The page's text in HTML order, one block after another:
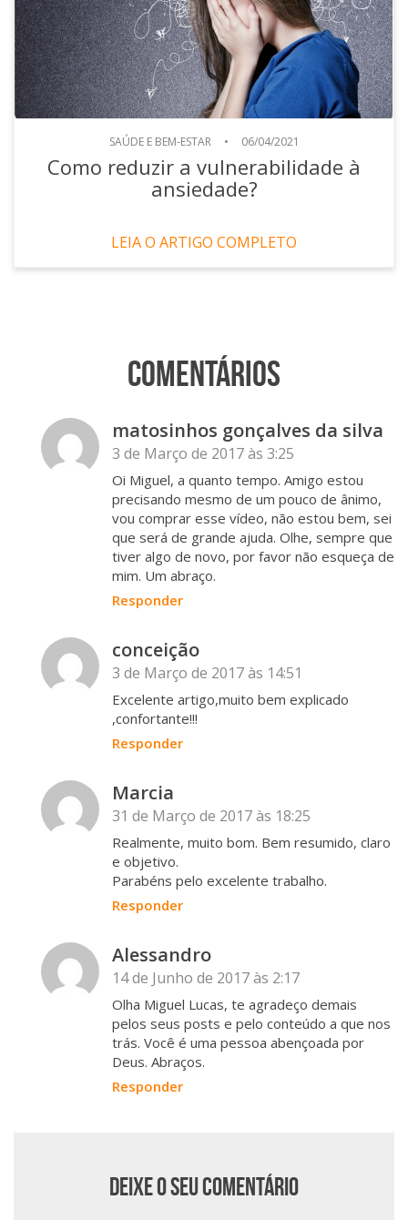
SAÚDE E BEM-ESTAR • 06/04/2021
Como reduzir a vulnerabilidade à
ansiedade?
LEIA O ARTIGO COMPLETO
Comentários
matosinhos gonçalves da silva
3 de Março de 2017 às 3:25
Oi Miguel, a quanto tempo. Amigo estou
precisando mesmo de um pouco de ânimo,
vou comprar esse vídeo, não estou bem, sei
que será de grande ajuda. Olhe, sempre que
tiver algo de novo, por favor não esqueça de
mim. Um abraço.
Responder
conceição
3 de Março de 2017 às 14:51
Excelente artigo,muito bem explicado
,confortante!!!
Responder
Marcia
31 de Março de 2017 às 18:25
Realmente, muito bom. Bem resumido, claro
e objetivo.
Parabéns pelo excelente trabalho.
Responder
Alessandro
14 de Junho de 2017 às 2:17
Olha Miguel Lucas, te agradeço demais
pelos seus posts e pelo conteúdo a que nos
trás. Você é uma pessoa abençoada por
Deus. Abraços.
Responder
Deixe o seu comentário